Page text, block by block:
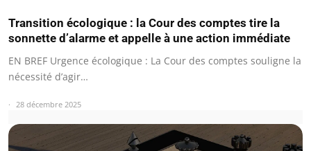
Transition écologique : la Cour des comptes tire la
sonnette d’alarme et appelle à une action immédiate
EN BREF Urgence écologique : La Cour des comptes souligne la
nécessité d’agir…
28 décembre 2025